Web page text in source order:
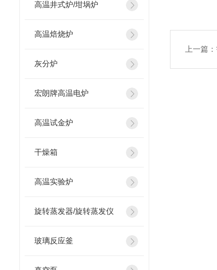
高温井式炉/坩埚炉
高温焙烧炉
灰分炉
宏朗牌高温电炉
高温试金炉
干燥箱
高温实验炉
旋转蒸发器/旋转蒸发仪
玻璃反应釜
上一篇：